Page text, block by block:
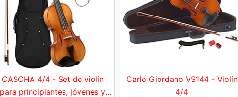
CASCHA 4/4 - Set de violín
para principiantes, jóvenes y
Carlo Giordano VS144 - Violín
4/4